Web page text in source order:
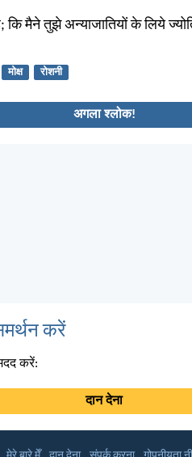
मैने तुझे अन्याजातियों के लिये
मोक्ष रोशनी
अगला श्लोक!
करें
करें:
दान देना